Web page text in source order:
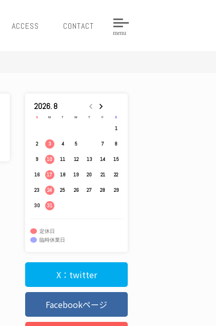
ACCESS CONTACT
menu
2026. 8
S M T W T F S
1
2 3 4 5 7 8
9 10 11 12 13 14 15
16 17 18 19 20 21 22
23 24 25 26 27 28 29
30 31
定休日
臨時休業日
X：twitter
Facebookページ